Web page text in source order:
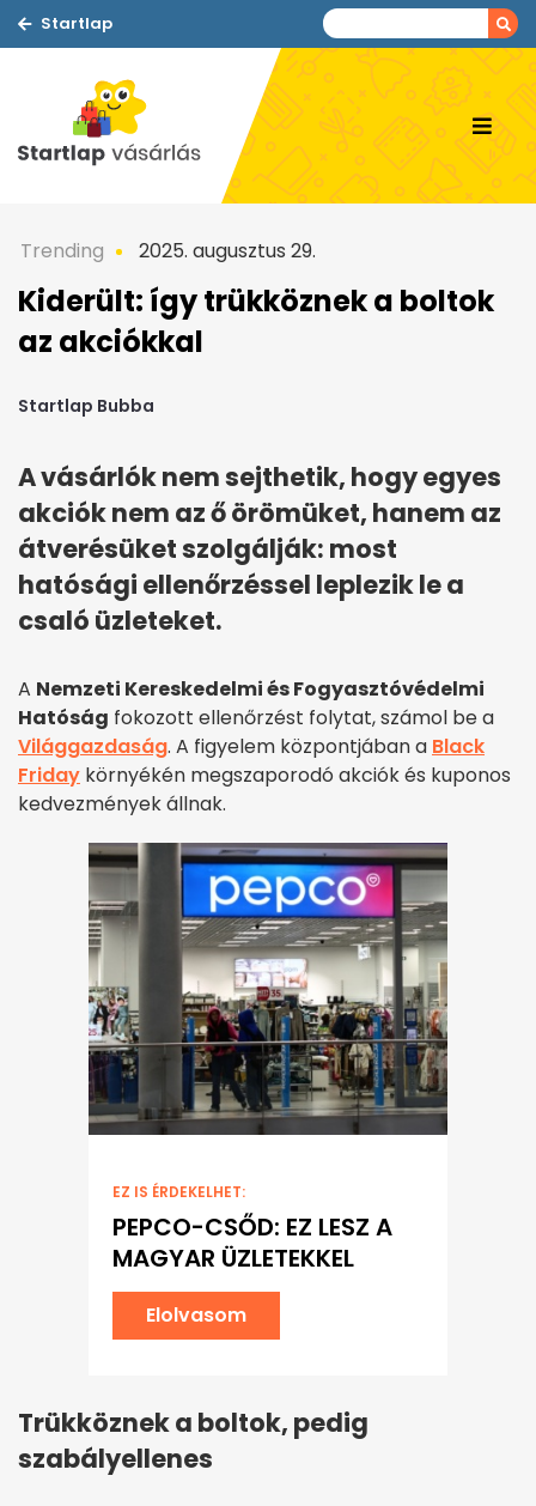
Startlap
Trending 2025. augusztus 29.
Kiderült: így trükköznek a boltok
az akciókkal
Startlap Bubba
A vásárlók nem sejthetik, hogy egyes
akciók nem az ő örömüket, hanem az
átverésüket szolgálják: most
hatósági ellenőrzéssel leplezik le a
csaló üzleteket.
A Nemzeti Kereskedelmi és Fogyasztóvédelmi
Hatóság fokozott ellenőrzést folytat, számol be a
Világgazdaság. A figyelem központjában a Black
Friday környékén megszaporodó akciók és kuponos
kedvezmények állnak.
EZ IS ÉRDEKELHET:
PEPCO-CSŐD: EZ LESZ A
MAGYAR ÜZLETEKKEL
Elolvasom
Trükköznek a boltok, pedig
szabályellenes